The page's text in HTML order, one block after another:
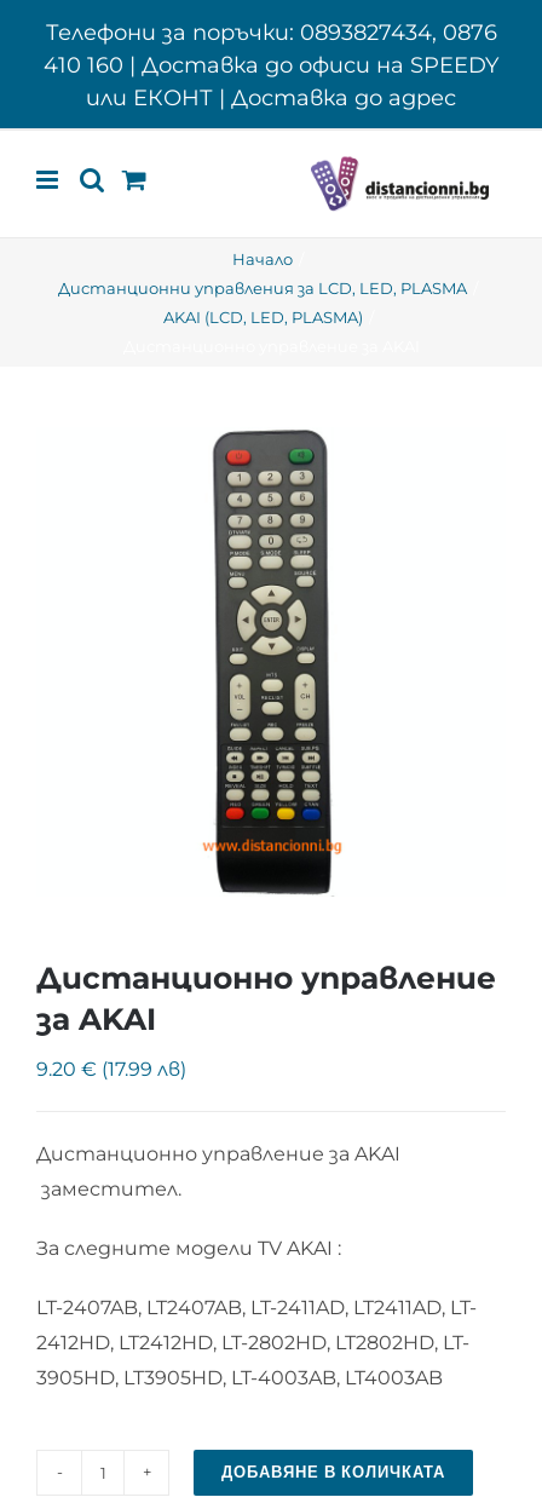
Телефони за поръчки: 0893827434, 0876
410 160 | Доставка до офиси на SPEEDY
или ЕКОНТ | Доставка до адрес
Начало
Дистанционни управления за LCD, LED, PLASMA
AKAI (LCD, LED, PLASMA)
Дистанционно управление
за AKAI
9.20 € (17.99 лв)
Дистанционно управление за AKAI
заместител.
За следните модели TV AKAI :
LT-2407AB, LT2407AB, LT-2411AD, LT2411AD, LT-
2412HD, LT2412HD, LT-2802HD, LT2802HD, LT-
3905HD, LT3905HD, LT-4003AB, LT4003AB
количество
ДОБАВЯНЕ В КОЛИЧКАТА